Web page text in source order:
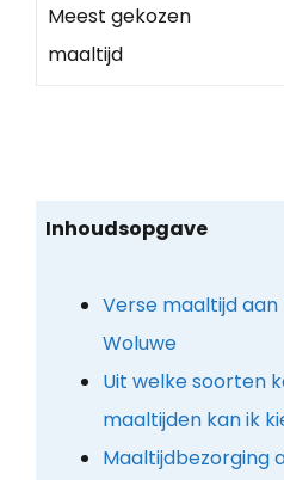
Meest gekozen
maaltijd
Inhoudsopgave
Verse maaltijd
Woluwe
Uit welke soorten
maaltijden kan ik
Maaltijdbezorging